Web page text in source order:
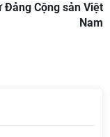
Đảng Cộng sản Việt
Nam